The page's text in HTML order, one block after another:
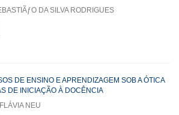
DA SILVA RODRIGUES
DE ENSINO E APRENDIZAGEM SOB A ÓTICA
DE INICIAÇÃO À DOCÊNCIA
NEU